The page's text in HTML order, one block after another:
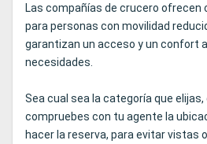
Las compañías de crucero ofrecen
para personas con movilidad
garantizan un acceso y un confort
necesidades.
Sea cual sea la categoría que
compruebes con tu agente la
hacer la reserva, para evitar vistas